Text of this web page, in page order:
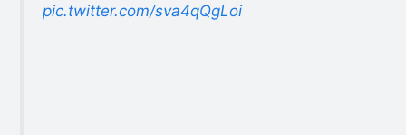
pic.twitter.com/sva4qQgLoi